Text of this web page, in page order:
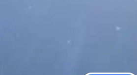
solar total del 12 de